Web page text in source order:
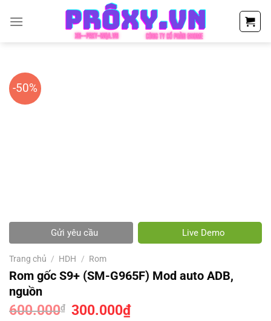
đến
-50%
Gửi yêu cầu Live Demo
Trang chủ / HDH / Rom
Rom gốc S9+ (SM-G965F) Mod auto ADB,
nguồn
600.000₫
Giá
gốc
300.000₫Giá
hiện